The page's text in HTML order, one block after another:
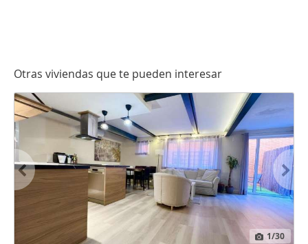
Otras viviendas que te pueden interesar
1/30